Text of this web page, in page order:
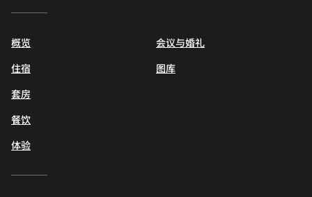
概览
住宿
套房
餐饮
体验
会议与婚礼
图库